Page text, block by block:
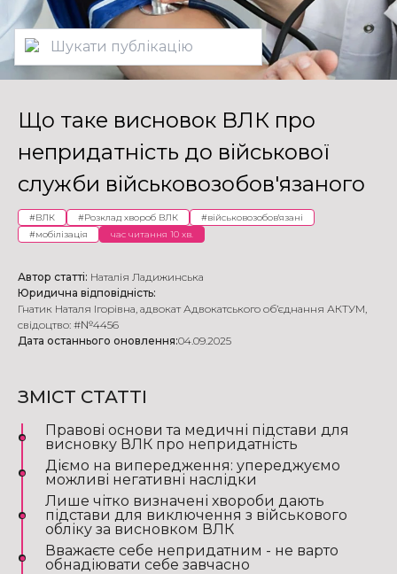
Що таке висновок ВЛК про
непридатність до військової
служби військовозобов'язаного
#ВЛК #Розклад хвороб ВЛК #військовозобов'язані
#мобілізація час читання 10 хв.
Автор статті: Наталія Ладижинська
Юридична відповідність:
Гнатик Наталя Ігорівна, адвокат Адвокатського об’єднання АКТУМ,
свідоцтво: #№4456
Дата останнього оновлення:04.09.2025
ЗМІСТ СТАТТІ
Правові основи та медичні підстави для
висновку ВЛК про непридатність
Діємо на випередження: упереджуємо
можливі негативні наслідки
Лише чітко визначені хвороби дають
підстави для виключення з військового
обліку за висновком ВЛК
Вважаєте себе непридатним - не варто
обнадіювати себе завчасно